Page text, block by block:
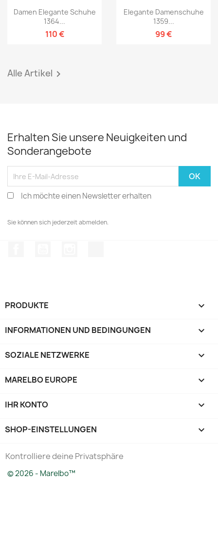
Damen Elegante Schuhe
1364...
110 €
Elegante Damenschuhe
1359...
99 €
Alle Artikel 
Erhalten Sie unsere Neuigkeiten und
Sonderangebote
Ich möchte einen Newsletter erhalten
Sie können sich jederzeit abmelden.
PRODUKTE 
INFORMATIONEN UND BEDINGUNGEN 
SOZIALE NETZWERKE 
MARELBO EUROPE 
IHR KONTO 
SHOP-EINSTELLUNGEN keyboard_arrow_down
Kontrolliere deine Privatsphäre
© 2026 - Marelbo™